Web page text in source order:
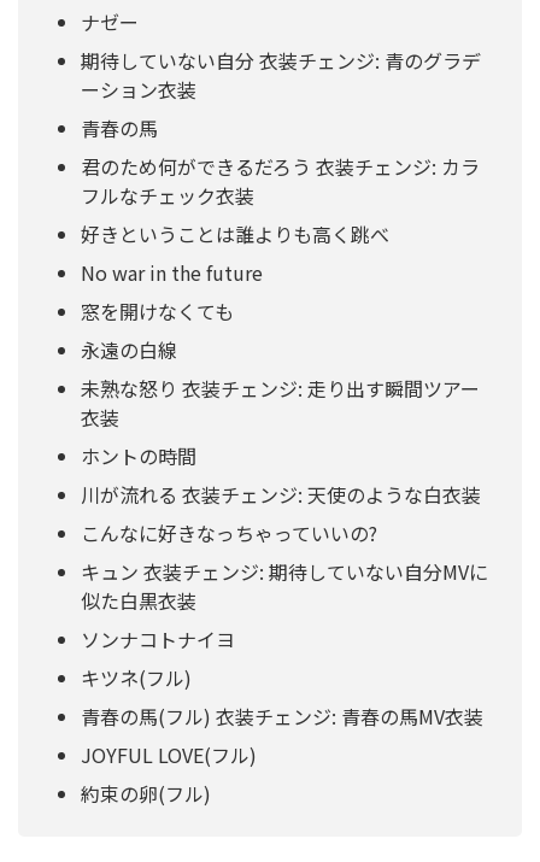
ナゼー
期待していない自分 衣装チェンジ: 青のグラデ
ーション衣装
青春の馬
君のため何ができるだろう 衣装チェンジ: カラ
フルなチェック衣装
好きということは誰よりも高く跳べ
No war in the future
窓を開けなくても
永遠の白線
未熟な怒り 衣装チェンジ: 走り出す瞬間ツアー
衣装
ホントの時間
川が流れる 衣装チェンジ: 天使のような白衣装
こんなに好きなっちゃっていいの?
キュン 衣装チェンジ: 期待していない自分MVに
似た白黒衣装
ソンナコトナイヨ
キツネ(フル)
青春の馬(フル) 衣装チェンジ: 青春の馬MV衣装
JOYFUL LOVE(フル)
約束の卵(フル)